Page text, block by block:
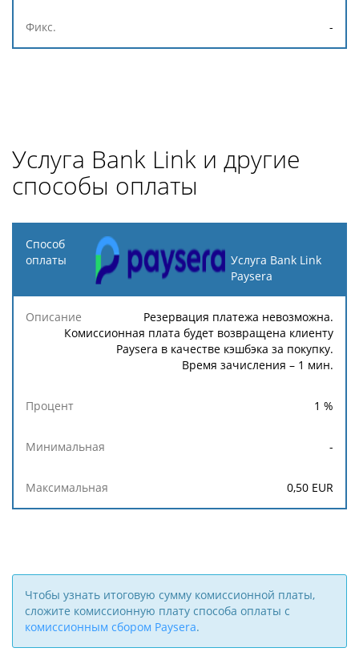
-
Услуга Bank Link и другие
способы оплаты
Способ
оплаты
Описание Процент Минимальная
Услуга Bank Link
Paysera
Резервация платежа невозможна.
Комиссионная плата будет возвращена клиенту
Paysera в качестве кэшбэка за покупку.
Время зачисления – 1 мин.
1 %
-
0,50 EUR
Чтобы узнать итоговую сумму комиссионной платы,
сложите комиссионную плату способа оплаты с
комиссионным сбором Paysera.